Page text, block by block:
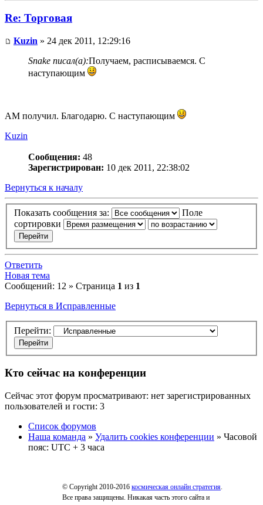
Re: Торговая
Kuzin » 24 дек 2011, 12:29:16
Snake писал(а):Получаем, расписываемся. С
наступающим
АМ получил. Благодарю. С наступающим
Kuzin
Сообщения: 48
Зарегистрирован: 10 дек 2011, 22:38:02
Вернуться к началу
Показать сообщения за:
Поле
сортировки
Ответить
Новая тема
Сообщений: 12 » Страница 1 из 1
Вернуться в Исправленные
Перейти:
Кто сейчас на конференции
Сейчас этот форум просматривают: нет зарегистрированных
пользователей и гости: 3
Список форумов
Наша команда » Удалить cookies конференции » Часовой
пояс: UTC + 3 часа
© Copyright 2010-2016 космическая онлайн стратегия.
Все права защищены. Никакая часть этого сайта и